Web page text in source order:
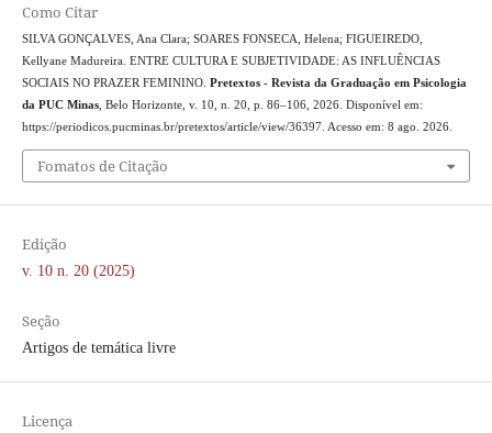
Como Citar
SILVA GONÇALVES, Ana Clara; SOARES FONSECA, Helena; FIGUEIREDO,
Kellyane Madureira. ENTRE CULTURA E SUBJETIVIDADE: AS INFLUÊNCIAS
SOCIAIS NO PRAZER FEMININO. Pretextos - Revista da Graduação em Psicologia
da PUC Minas, Belo Horizonte, v. 10, n. 20, p. 86–106, 2026. Disponível em:
https://periodicos.pucminas.br/pretextos/article/view/36397. Acesso em: 8 ago. 2026.
Fomatos de Citação
Edição
v. 10 n. 20 (2025)
Seção
Artigos de temática livre
Licença